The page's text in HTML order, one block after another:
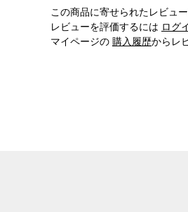
この商品に寄せられたレビュ
レビューを評価するには ログ
マイページの 購入履歴からレ